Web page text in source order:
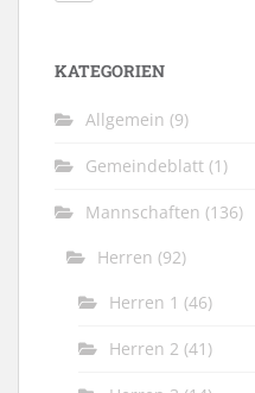
KATEGORIEN
Allgemein (9)
Gemeindeblatt (1)
Mannschaften (136)
Herren (92)
Herren 1 (46)
Herren 2 (41)